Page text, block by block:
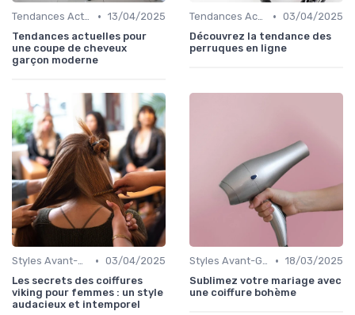
Tendances Actuelles • 13/04/2025
Tendances actuelles pour
une coupe de cheveux
garçon moderne
Tendances Actuelles • 03/04/2025
Découvrez la tendance des
perruques en ligne
Styles Avant-Gardistes • 03/04/2025
Les secrets des coiffures
viking pour femmes : un style
audacieux et intemporel
Styles Avant-Gardistes • 18/03/2025
Sublimez votre mariage avec
une coiffure bohème